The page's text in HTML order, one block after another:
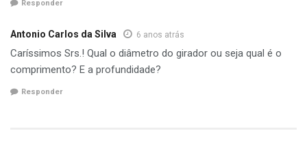
Responder
Antonio Carlos da Silva 6 anos atrás
Caríssimos Srs.! Qual o diâmetro do girador ou seja qual é o
comprimento? E a profundidade?
Responder